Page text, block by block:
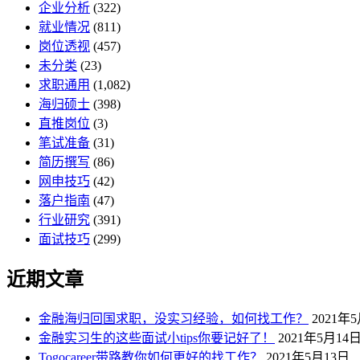
企业分析 (322)
就业情况 (811)
岗位透视 (457)
未分类 (23)
求职通用 (1,082)
海归硕士 (398)
直推岗位 (3)
笔试准备 (31)
简历撰写 (86)
网申技巧 (42)
落户指南 (47)
行业研究 (391)
面试技巧 (299)
近期文章
金融海归回国求职，没实习经验，如何找工作？
2021年5
金融实习生的这些面试小tips你要记好了！
2021年5月14日
Togocareer带路教你如何更好的找工作？
2021年5月13日